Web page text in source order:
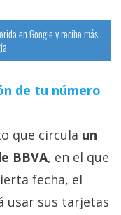
en Google y recibe más
de tu número
que circula un
BBVA, en el que
fecha, el
usar sus tarjetas